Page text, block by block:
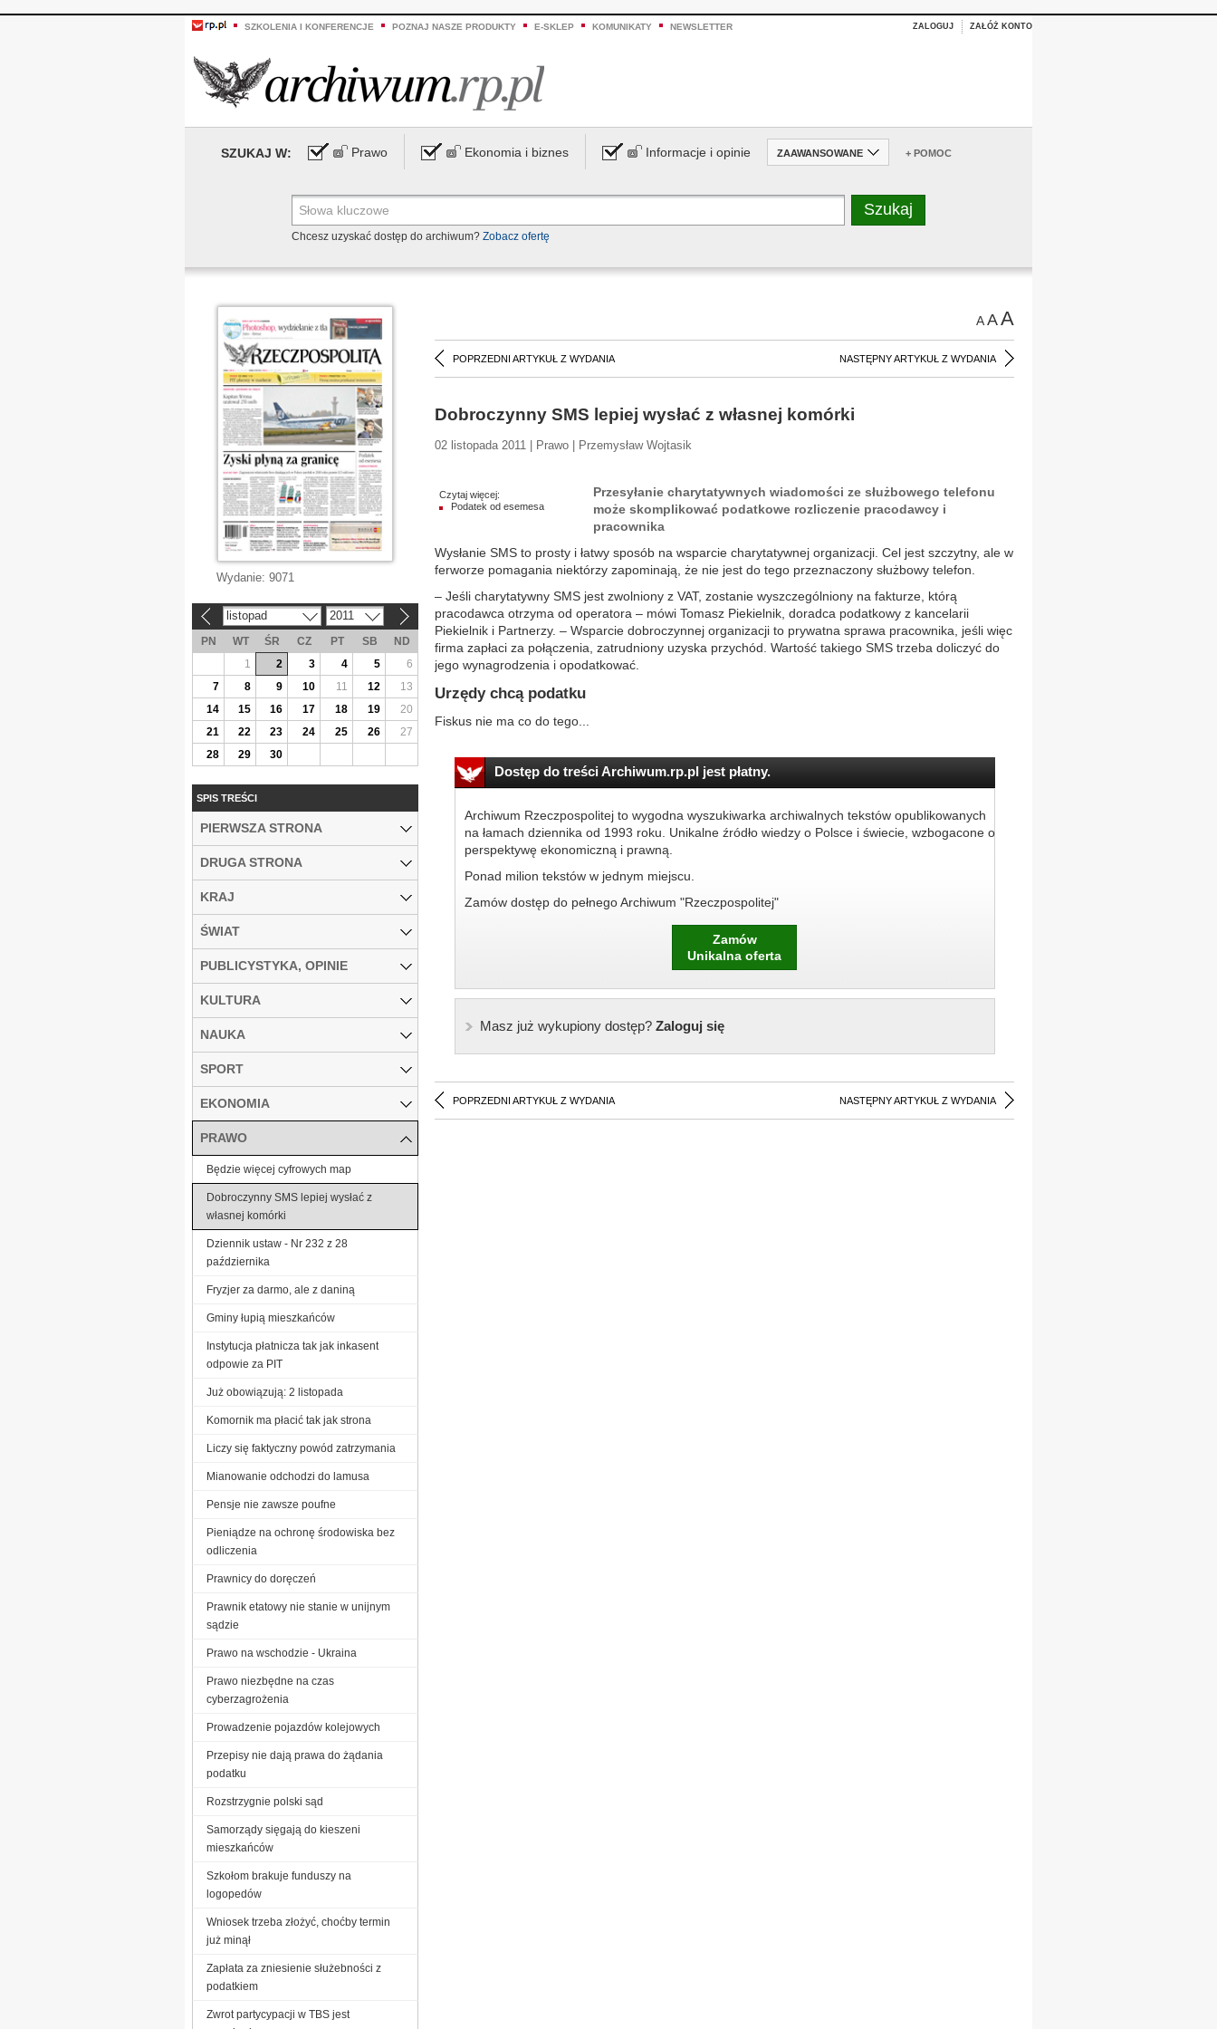
SZKOLENIA I KONFERENCJE POZNAJ NASZE PRODUKTY E-SKLEP KOMUNIKATY NEWSLETTER ZALOGUJ ZAŁÓŻ KONTO
SZUKAJ W: Prawo Ekonomia i biznes Informacje i opinie ZAAWANSOWANE + POMOC
Chcesz uzyskać dostęp do archiwum? Zobacz ofertę
AAA
POPRZEDNI ARTYKUŁ Z WYDANIA NASTĘPNY ARTYKUŁ Z WYDANIA
Dobroczynny SMS lepiej wysłać z własnej komórki
02 listopada 2011 | Prawo | Przemysław Wojtasik
Czytaj więcej:
Podatek od esemesa
Przesyłanie charytatywnych wiadomości ze służbowego telefonu
może skomplikować podatkowe rozliczenie pracodawcy i
pracownika
Wysłanie SMS to prosty i łatwy sposób na wsparcie charytatywnej organizacji. Cel jest szczytny, ale w
ferworze pomagania niektórzy zapominają, że nie jest do tego przeznaczony służbowy telefon.
– Jeśli charytatywny SMS jest zwolniony z VAT, zostanie wyszczególniony na fakturze, którą
pracodawca otrzyma od operatora – mówi Tomasz Piekielnik, doradca podatkowy z kancelarii
Piekielnik i Partnerzy. – Wsparcie dobroczynnej organizacji to prywatna sprawa pracownika, jeśli więc
firma zapłaci za połączenia, zatrudniony uzyska przychód. Wartość takiego SMS trzeba doliczyć do
jego wynagrodzenia i opodatkować.
Urzędy chcą podatku
Fiskus nie ma co do tego...
Dostęp do treści Archiwum.rp.pl jest płatny.
Archiwum Rzeczpospolitej to wygodna wyszukiwarka archiwalnych tekstów opublikowanych
na łamach dziennika od 1993 roku. Unikalne źródło wiedzy o Polsce i świecie, wzbogacone o
perspektywę ekonomiczną i prawną.
Ponad milion tekstów w jednym miejscu.
Zamów dostęp do pełnego Archiwum "Rzeczpospolitej"
Zamów
Unikalna oferta
Masz już wykupiony dostęp?Zaloguj się
POPRZEDNI ARTYKUŁ Z WYDANIA NASTĘPNY ARTYKUŁ Z WYDANIA
Wydanie: 9071
listopad 2011
PN WT ŚR CZ PT SB
ND
1
2 3 4 5
6
7
8 9 10 11 12
13
14
15 16 17 18 19
20
21
22 23 24 25 26
27
28
29 30
SPIS TREŚCI
PIERWSZA STRONA
DRUGA STRONA
KRAJ
ŚWIAT
PUBLICYSTYKA, OPINIE
KULTURA
NAUKA
SPORT
EKONOMIA
PRAWO
Będzie więcej cyfrowych map
Dobroczynny SMS lepiej wysłać z
własnej komórki
Dziennik ustaw - Nr 232 z 28
października
Fryzjer za darmo, ale z daniną
Gminy łupią mieszkańców
Instytucja płatnicza tak jak inkasent
odpowie za PIT
Już obowiązują: 2 listopada
Komornik ma płacić tak jak strona
Liczy się faktyczny powód zatrzymania
Mianowanie odchodzi do lamusa
Pensje nie zawsze poufne
Pieniądze na ochronę środowiska bez
odliczenia
Prawnicy do doręczeń
Prawnik etatowy nie stanie w unijnym
sądzie
Prawo na wschodzie - Ukraina
Prawo niezbędne na czas
cyberzagrożenia
Prowadzenie pojazdów kolejowych
Przepisy nie dają prawa do żądania
podatku
Rozstrzygnie polski sąd
Samorządy sięgają do kieszeni
mieszkańców
Szkołom brakuje funduszy na
logopedów
Wniosek trzeba złożyć, choćby termin
już minął
Zapłata za zniesienie służebności z
podatkiem
Zwrot partycypacji w TBS jest